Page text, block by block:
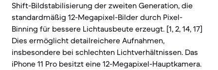
Shift-Bildstabilisierung der zweiten Generation, die
standardmäßig 12-Megapixel-Bilder durch Pixel-
Binning für bessere Lichtausbeute erzeugt. [1, 2, 14, 17]
Dies ermöglicht detailreichere Aufnahmen,
insbesondere bei schlechten Lichtverhältnissen. Das
iPhone 11 Pro besitzt eine 12-Megapixel-Hauptkamera.